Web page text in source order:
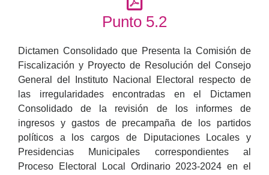
Punto 5.2
Dictamen Consolidado que Presenta la Comisión de
Fiscalización y Proyecto de Resolución del Consejo
General del Instituto Nacional Electoral respecto de
las irregularidades encontradas en el Dictamen
Consolidado de la revisión de los informes de
ingresos y gastos de precampaña de los partidos
políticos a los cargos de Diputaciones Locales y
Presidencias Municipales correspondientes al
Proceso Electoral Local Ordinario 2023-2024 en el